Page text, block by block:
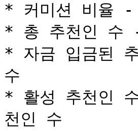
* 커미션 비율 -
* 총 추천인 수
* 자금 입금된
수
* 활성 추천인
천인 수